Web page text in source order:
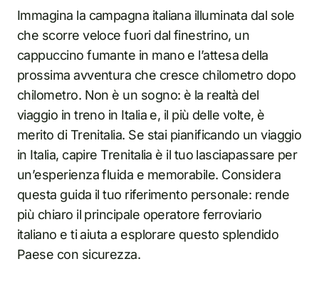
Immagina la campagna italiana illuminata dal sole
che scorre veloce fuori dal finestrino, un
cappuccino fumante in mano e l’attesa della
prossima avventura che cresce chilometro dopo
chilometro. Non è un sogno: è la realtà del
viaggio in treno in Italia e, il più delle volte, è
merito di Trenitalia. Se stai pianificando un viaggio
in Italia, capire Trenitalia è il tuo lasciapassare per
un’esperienza fluida e memorabile. Considera
questa guida il tuo riferimento personale: rende
più chiaro il principale operatore ferroviario
italiano e ti aiuta a esplorare questo splendido
Paese con sicurezza.